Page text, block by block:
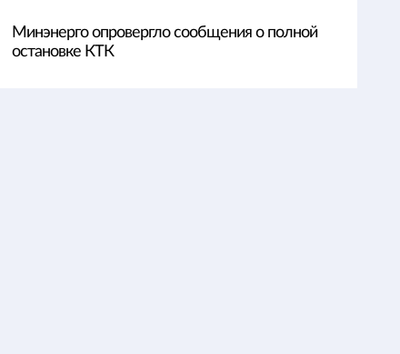
Минэнерго опровергло сообщения о полной
остановке КТК